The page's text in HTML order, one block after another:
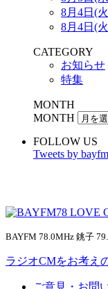
8月4日(
8月4日(
CATEGORY
お知らせ
特集
MONTH
MONTH
FOLLOW US
Tweets by
BAYFM 78.0MHz 銚子
ラジオCMをお考え
ご意見・お問